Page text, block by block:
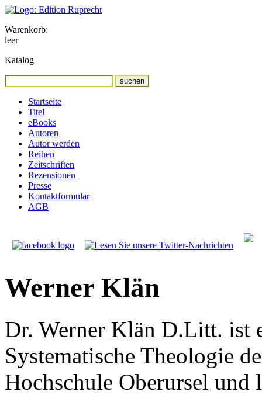
Warenkorb:
leer
Katalog
Startseite
Titel
eBooks
Autoren
Autor werden
Reihen
Zeitschriften
Rezensionen
Presse
Kontaktformular
AGB
Werner Klän
Dr. Werner Klän D.Litt. ist
Systematische Theologie
Hochschule Oberursel